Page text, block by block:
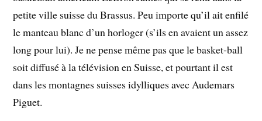
petite ville suisse du Brassus. Peu importe qu’il ait enfilé
le manteau blanc d’un horloger (s’ils en avaient un assez
long pour lui). Je ne pense même pas que le basket-ball
soit diffusé à la télévision en Suisse, et pourtant il est
dans les montagnes suisses idylliques avec Audemars
Piguet.